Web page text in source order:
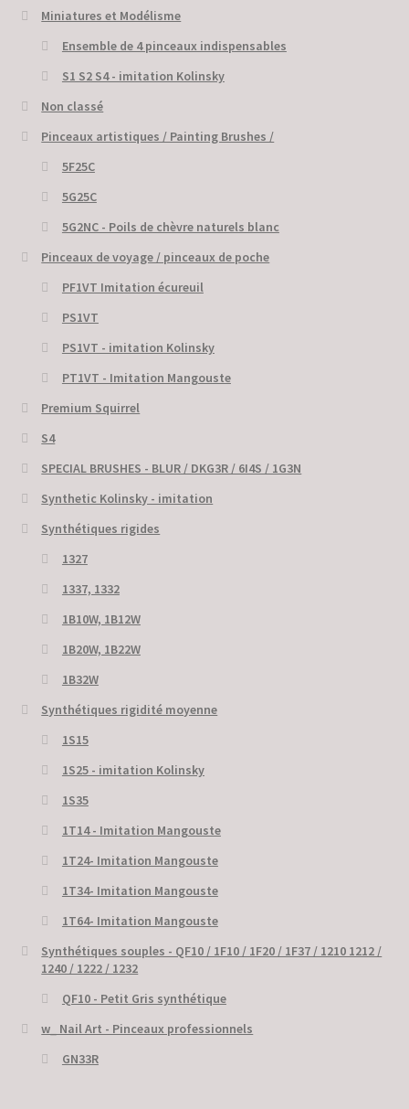
Miniatures et Modélisme
Ensemble de 4 pinceaux indispensables
S1 S2 S4 - imitation Kolinsky
Non classé
Pinceaux artistiques / Painting Brushes /
5F25C
5G25C
5G2NC - Poils de chèvre naturels blanc
Pinceaux de voyage / pinceaux de poche
PF1VT Imitation écureuil
PS1VT
PS1VT - imitation Kolinsky
PT1VT - Imitation Mangouste
Premium Squirrel
S4
SPECIAL BRUSHES - BLUR / DKG3R / 6I4S / 1G3N
Synthetic Kolinsky - imitation
Synthétiques rigides
1327
1337, 1332
1B10W, 1B12W
1B20W, 1B22W
1B32W
Synthétiques rigidité moyenne
1S15
1S25 - imitation Kolinsky
1S35
1T14 - Imitation Mangouste
1T24- Imitation Mangouste
1T34- Imitation Mangouste
1T64- Imitation Mangouste
Synthétiques souples - QF10 / 1F10 / 1F20 / 1F37 / 1210 1212 /
1240 / 1222 / 1232
QF10 - Petit Gris synthétique
w_ Nail Art - Pinceaux professionnels
GN33R